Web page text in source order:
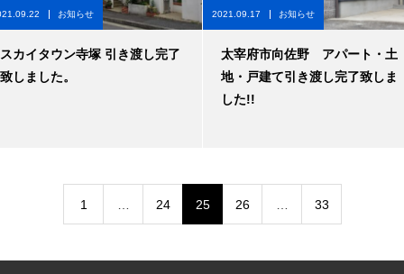
お知らせ
スカイタウン寺塚 引き渡し完了
致しました。
2021.09.17 お知らせ
太宰府市向佐野 アパート・土
地・戸建て引き渡し完了致しま
した!!
1 24 25 26 33